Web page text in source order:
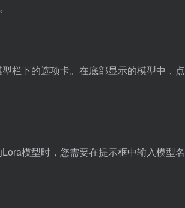
栏下的选项卡。在底部显示的模型中，
模型时，您需要在提示框中输入模型